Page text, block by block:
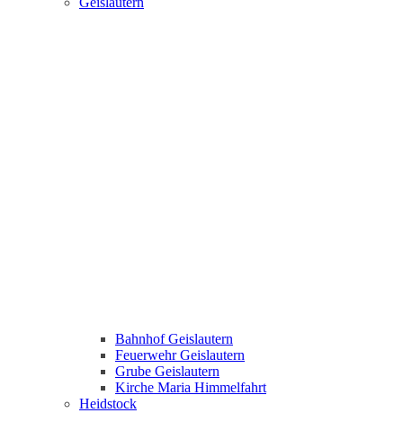
Bahnhof Geislautern
Feuerwehr Geislautern
Grube Geislautern
Kirche Maria Himmelfahrt
Heidstock